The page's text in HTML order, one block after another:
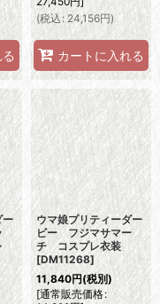
(税込: 24,156円)
カートに入れる
ー
ウマ娘プリティーダー
ビー フジマサマー
チ コスプレ衣装
[DM11268]
11,840円(税別)
[通常販売価格: